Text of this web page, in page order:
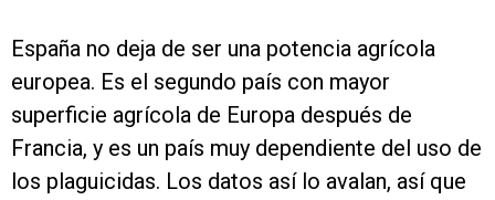
España no deja de ser una potencia agrícola
europea. Es el segundo país con mayor
superficie agrícola de Europa después de
Francia, y es un país muy dependiente del uso de
los plaguicidas. Los datos así lo avalan, así que